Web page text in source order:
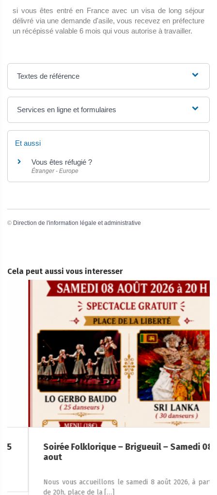
si vous êtes entré en France avec un visa de long séjour
délivré via une demande d'asile, vous recevez en préfecture
un récépissé valable 6 mois qui vous autorise à travailler.
Textes de référence
Services en ligne et formulaires
Et aussi
Vous êtes réfugié ?
Étranger - Europe
© Direction de l'information légale et administrative
Cela peut aussi vous interesser
Soirée Folklorique – Brigueuil – Samedi 08
Nous vous accueillons le samedi 8 août 2026, à partir
de 20h, place de la […]